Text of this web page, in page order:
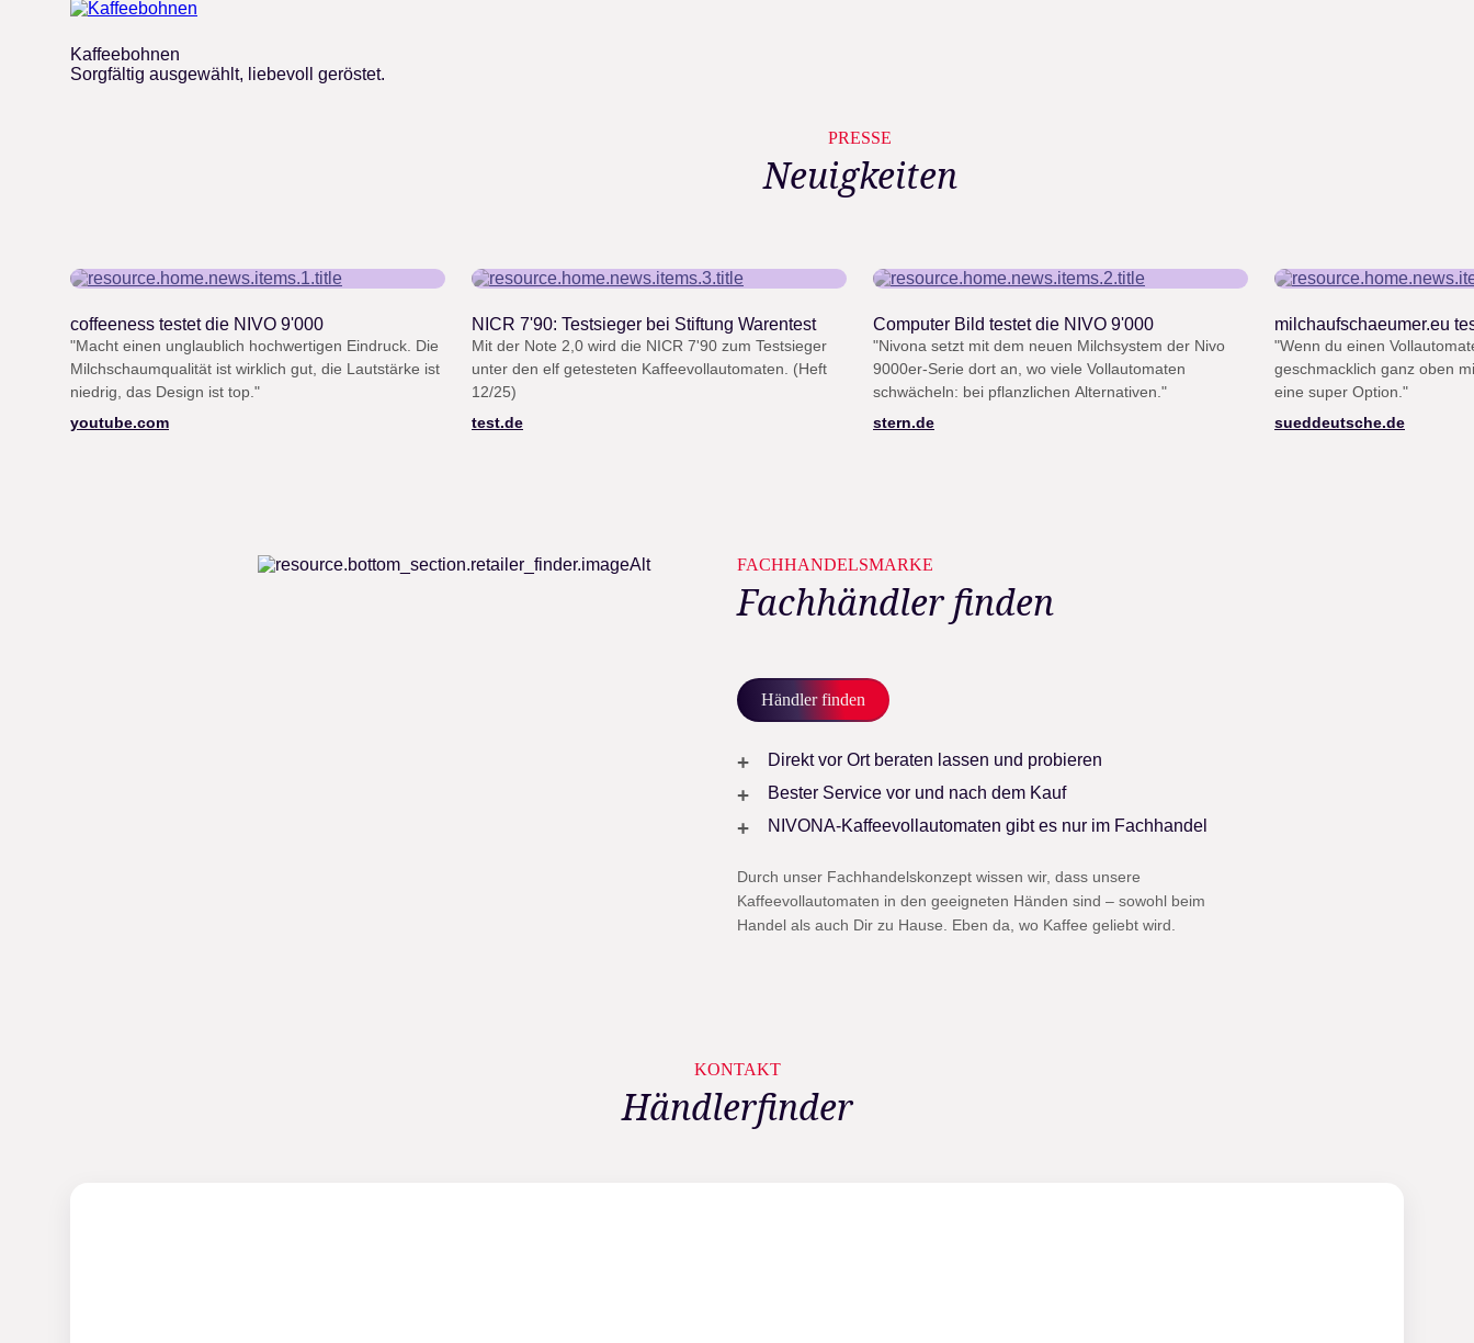
Kaffeebohnen
Sorgfältig ausgewählt, liebevoll geröstet.
PRESSE
Neuigkeiten
“
coffeeness testet die NIVO 9'000
"Macht einen unglaublich hochwertigen Eindruck. Die
Milchschaumqualität ist wirklich gut, die Lautstärke ist
niedrig, das Design ist top."
youtube.com
“
NICR 7'90: Testsieger bei Stiftung Warentest
Mit der Note 2,0 wird die NICR 7'90 zum Testsieger
unter den elf getesteten Kaffeevollautomaten. (Heft
12/25)
test.de
“
Computer Bild testet die NIVO 9'000
"Nivona setzt mit dem neuen Milchsystem der Nivo
9000er-Serie dort an, wo viele Vollautomaten
schwächeln: bei pflanzlichen Alternativen."
stern.de
“
milchaufschaeumer.eu
"Wenn du einen
geschmacklich ganz oben
eine super Option."
sueddeutsche.de
FACHHANDELSMARKE
Fachhändler finden
Händler finden
Direkt vor Ort beraten lassen und probieren
Bester Service vor und nach dem Kauf
NIVONA-Kaffeevollautomaten gibt es nur im Fachhandel
Durch unser Fachhandelskonzept wissen wir, dass unsere
Kaffeevollautomaten in den geeigneten Händen sind – sowohl beim
Handel als auch Dir zu Hause. Eben da, wo Kaffee geliebt wird.
KONTAKT
Händlerfinder